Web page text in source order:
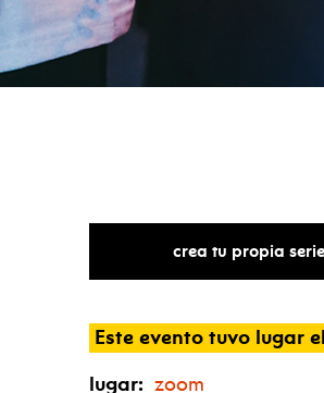
crea tu propia
Este evento tuvo lugar
lugar: zoom